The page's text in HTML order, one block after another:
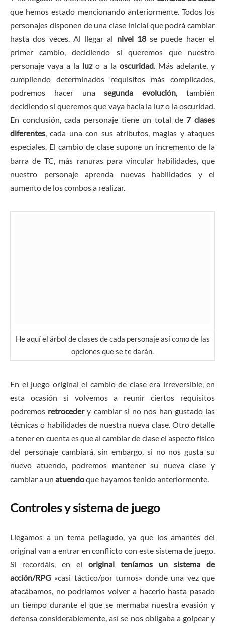
que hemos estado mencionando anteriormente. Todos los
personajes disponen de una clase inicial que podrá cambiar
hasta dos veces. Al llegar al nivel 18 se puede hacer el
primer cambio, decidiendo si queremos que nuestro
personaje vaya a la luzo a la oscuridad. Más adelante, y
cumpliendo determinados requisitos más complicados,
podremos hacer unasegunda evolución, también
decidiendo si queremos que vaya hacia la luz o la oscuridad.
En conclusión, cada personaje tiene un total de 7 clases
diferentes, cada una con sus atributos, magias y ataques
especiales. El cambio de clase supone un incremento de la
barra de TC, más ranuras para vincular habilidades, que
nuestro personaje aprenda nuevas habilidades y el
aumento de los combos a realizar.
He aquí el árbol de clases de cada personaje así como de las
opciones que se te darán.
En el juego original el cambio de clase era irreversible, en
esta ocasión si volvemos a reunir ciertos requisitos
podremos retrocedery cambiar si no nos han gustado las
técnicas o habilidades de nuestra nueva clase. Otro detalle
a tener en cuenta es que al cambiar de clase el aspecto físico
del personaje cambiará, sin embargo, si no nos gusta su
nuevo atuendo, podremos mantener su nueva clase y
cambiar a un atuendoque hayamos tenido anteriormente.
Controles y sistema de juego
Llegamos a un tema peliagudo, ya que los amantes del
original van a entrar en conflicto con este sistema de juego.
Si recordáis, en el original teníamos un sistema de
acción/RPG «casi táctico/por turnos» donde una vez que
atacábamos, no podríamos volver a hacerlo hasta pasado
un tiempo durante el que se mermaba nuestra evasión y
defensa considerablemente, así se nos obligaba a golpear y